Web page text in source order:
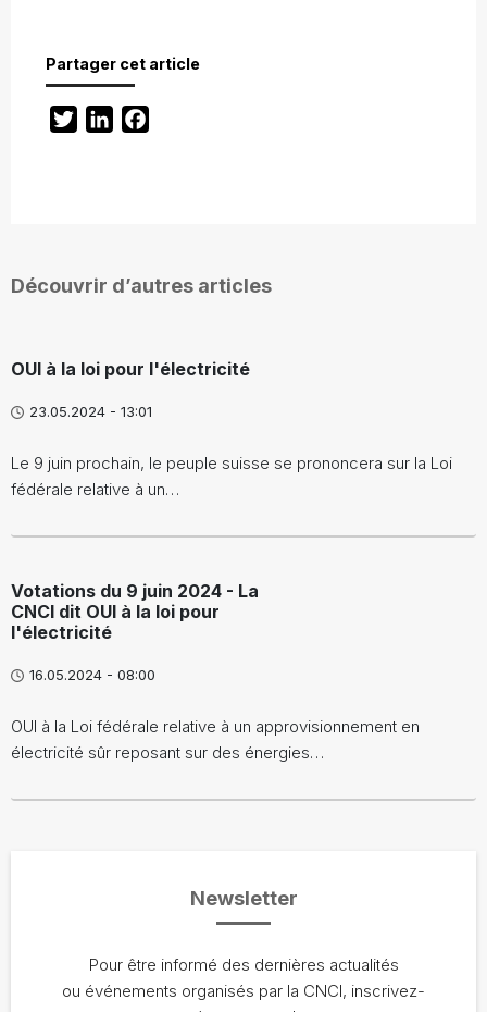
Partager cet article
TwitterLinkedIn
Découvrir d’autres articles
OUI à la loi pour l'électricité
23.05.2024 - 13:01
Le 9 juin prochain, le peuple suisse se prononcera sur la Loi
fédérale relative à un…
Votations du 9 juin 2024 - La
CNCI dit OUI à la loi pour
l'électricité
16.05.2024 - 08:00
OUI à la Loi fédérale relative à un approvisionnement en
électricité sûr reposant sur des énergies…
Newsletter
Pour être informé des dernières actualités
ou événements organisés par la CNCI, inscrivez-